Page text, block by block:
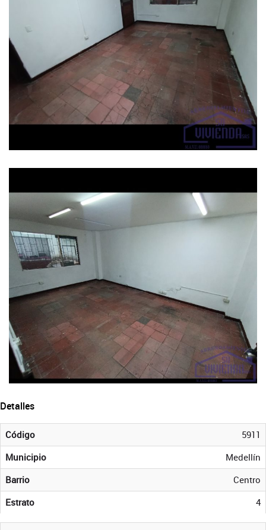
Detalles
Código
5911
Municipio
Medellín
Barrio
Centro
Estrato
4